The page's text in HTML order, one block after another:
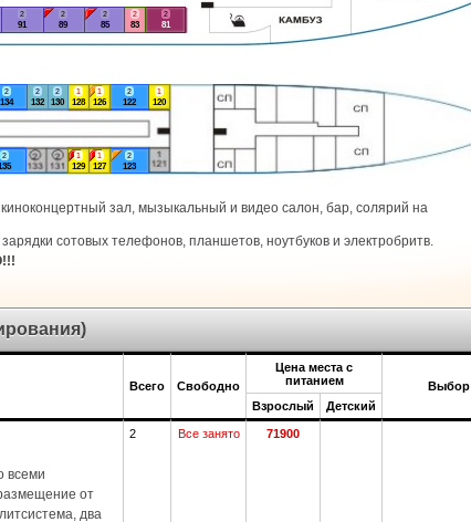
1
120
2
122
2
123
1
126
1
127
1
128
1
129
2
130
2
132
2
134
2
2
81
2
83
2
85
2
89
2
91
зал, мызыкальный и видео салон, бар, солярий на
сотовых телефонов, планшетов, ноутбуков и электробритв.
Всего Свободно
Цена места с
питанием
Выбор
Взрослый
Детский
всеми
от
два
2 Все занято 71900